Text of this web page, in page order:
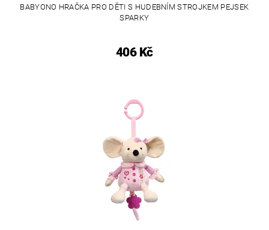
BABYONO HRAČKA PRO DĚTI S HUDEBNÍM STROJKEM PEJSEK
SPARKY
406 Kč